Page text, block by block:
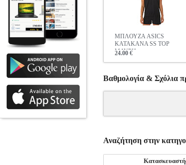
ΜΠΛΟΥΖΑ ASICS
KATAKANA SS TOP
ΜΑΥΡΗ
24.00 €
Βαθμολογία & Σχόλια
Αναζήτηση στην